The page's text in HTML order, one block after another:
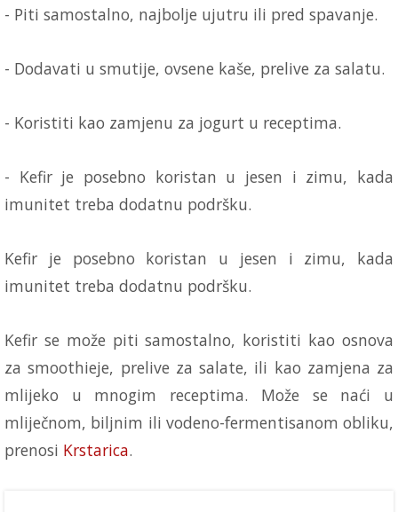
- Piti samostalno, najbolje ujutru ili pred spavanje.
- Dodavati u smutije, ovsene kaše, prelive za salatu.
- Koristiti kao zamjenu za jogurt u receptima.
- Kefir je posebno koristan u jesen i zimu, kada
imunitet treba dodatnu podršku.
Kefir je posebno koristan u jesen i zimu, kada
imunitet treba dodatnu podršku.
Kefir se može piti samostalno, koristiti kao osnova
za smoothieje, prelive za salate, ili kao zamjena za
mlijeko u mnogim receptima. Može se naći u
mliječnom, biljnim ili vodeno-fermentisanom obliku,
prenosi Krstarica.